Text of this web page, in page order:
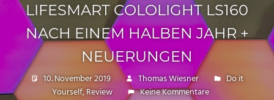
LIFESMART COLOLIGHT LS160
NACH EINEM HALBEN JAHR +
NEUERUNGEN
10. November 2019 Thomas Wiesner
Do it
Yourself,Review Keine Kommentare